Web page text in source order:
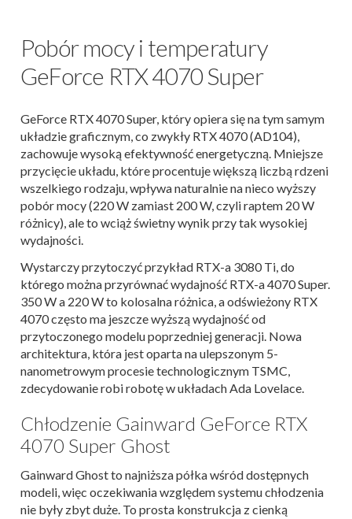
Pobór mocy i temperatury
GeForce RTX 4070 Super
GeForce RTX 4070 Super, który opiera się na tym samym
układzie graficznym, co zwykły RTX 4070 (AD104),
zachowuje wysoką efektywność energetyczną. Mniejsze
przycięcie układu, które procentuje większą liczbą rdzeni
wszelkiego rodzaju, wpływa naturalnie na nieco wyższy
pobór mocy (220 W zamiast 200 W, czyli raptem 20 W
różnicy), ale to wciąż świetny wynik przy tak wysokiej
wydajności.
Wystarczy przytoczyć przykład RTX-a 3080 Ti, do
którego można przyrównać wydajność RTX-a 4070 Super.
350 W a 220 W to kolosalna różnica, a odświeżony RTX
4070 często ma jeszcze wyższą wydajność od
przytoczonego modelu poprzedniej generacji. Nowa
architektura, która jest oparta na ulepszonym 5-
nanometrowym procesie technologicznym TSMC,
zdecydowanie robi robotę w układach Ada Lovelace.
Chłodzenie Gainward GeForce RTX
4070 Super Ghost
Gainward Ghost to najniższa półka wśród dostępnych
modeli, więc oczekiwania względem systemu chłodzenia
nie były zbyt duże. To prosta konstrukcja z cienką